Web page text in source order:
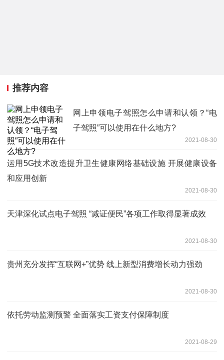
推荐内容
网上申领电子驾照怎么申请和认领？“电
子驾照”可以使用在什么地方?
2021-08-30
运用5G技术改造提升卫生健康网络基础设施 开展健康设备
和应用创新
2021-08-30
天津深化试点电子驾照 “减证便民”各项工作取得显著成效
2021-08-30
贵州充分发挥“互联网+”优势 线上新型消费增长动力强劲
2021-08-30
依托劳动监测预警 全面落实工资支付保障制度
2021-08-29